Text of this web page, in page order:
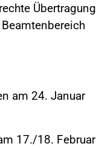
Übertragung
am 24. Januar
17./18. Februar